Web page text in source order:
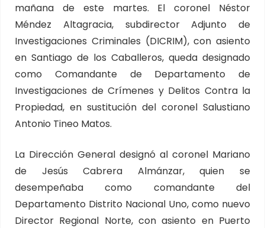
mañana de este martes. El coronel Néstor
Méndez Altagracia, subdirector Adjunto de
Investigaciones Criminales (DICRIM), con asiento
en Santiago de los Caballeros, queda designado
como Comandante de Departamento de
Investigaciones de Crímenes y Delitos Contra la
Propiedad, en sustitución del coronel Salustiano
Antonio Tineo Matos.
La Dirección General designó al coronel Mariano
de Jesús Cabrera Almánzar, quien se
desempeñaba como comandante del
Departamento Distrito Nacional Uno, como nuevo
Director Regional Norte, con asiento en Puerto